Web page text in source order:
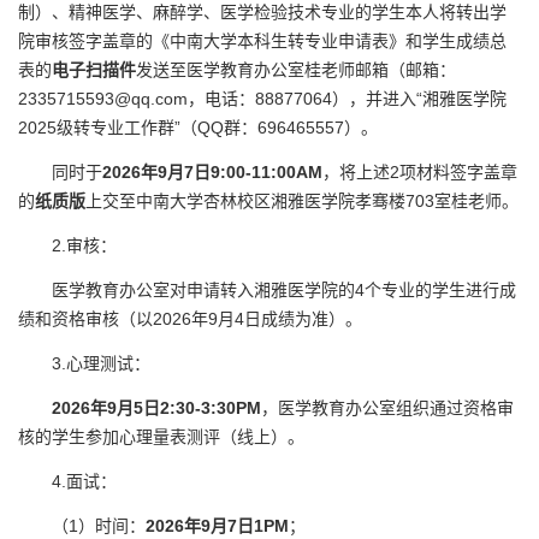
制）、精神医学、麻醉学、医学检验技术专业的学生本人将转出学
院审核签字盖章的《中南大学本科生转专业申请表》和学生成绩总
表的电子扫描件发送至医学教育办公室桂老师邮箱（邮箱：
2335715593@qq.com，电话：88877064），并进入“湘雅医学院
2025级转专业工作群”（QQ群：696465557）。
同时于2026年9月7日9:00-11:00AM，将上述2项材料签字盖章
的纸质版 上交至中南大学杏林校区湘雅医学院孝骞楼703室桂老师。
2.审核：
医学教育办公室对申请转入湘雅医学院的4个专业的学生进行成
绩和资格审核（以2026年9月4日成绩为准）。
3.心理测试：
2026年9月5 日2:30-3:30PM，医学教育办公室组织通过资格审
核的学生参加心理量表测评（线上）。
4.面试：
（1）时间： 2026年9月7 日 1PM；